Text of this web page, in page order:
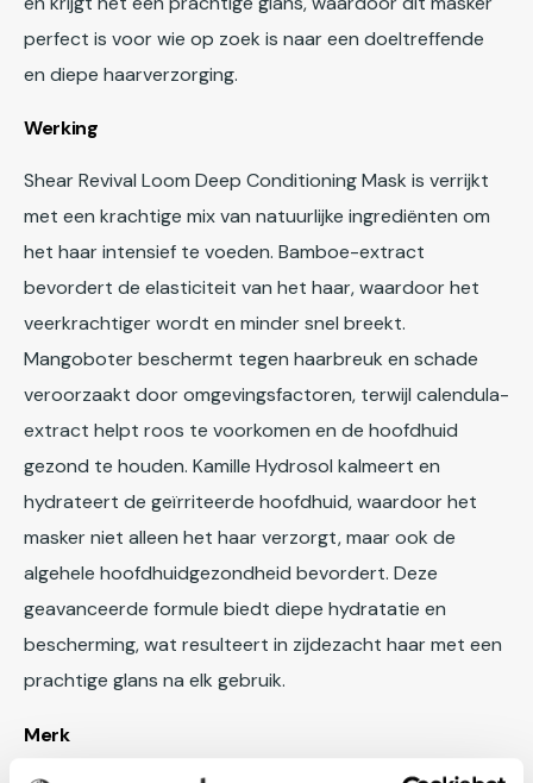
perfect is voor wie op zoek is naar een doeltreffende
en diepe haarverzorging.
Werking
Shear Revival Loom Deep Conditioning Mask is verrijkt
met een krachtige mix van natuurlijke ingrediënten om
het haar intensief te voeden. Bamboe-extract
bevordert de elasticiteit van het haar, waardoor het
veerkrachtiger wordt en minder snel breekt.
Mangoboter beschermt tegen haarbreuk en schade
veroorzaakt door omgevingsfactoren, terwijl calendula-
extract helpt roos te voorkomen en de hoofdhuid
gezond te houden. Kamille Hydrosol kalmeert en
hydrateert de geïrriteerde hoofdhuid, waardoor het
masker niet alleen het haar verzorgt, maar ook de
algehele hoofdhuidgezondheid bevordert. Deze
geavanceerde formule biedt diepe hydratatie en
bescherming, wat resulteert in zijdezacht haar met een
prachtige glans na elk gebruik.
Merk